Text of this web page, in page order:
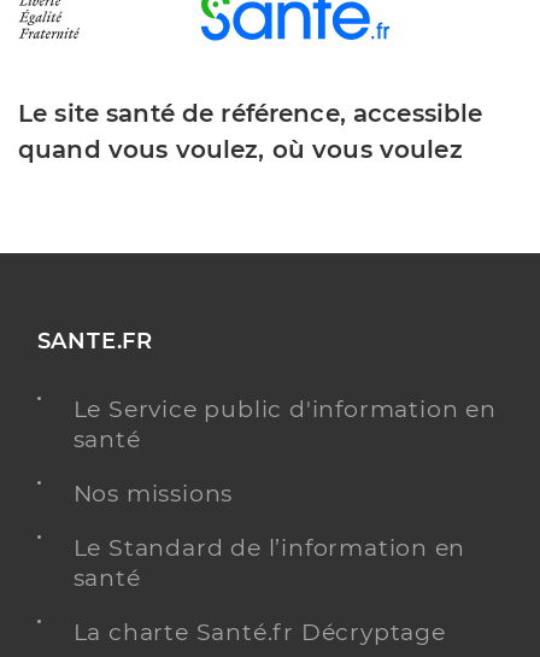
Le site santé de référence, accessible
quand vous voulez, où vous voulez
SANTE.FR
Le Service public d'information en
santé
Nos missions
Le Standard de l’information en
santé
La charte Santé.fr Décryptage